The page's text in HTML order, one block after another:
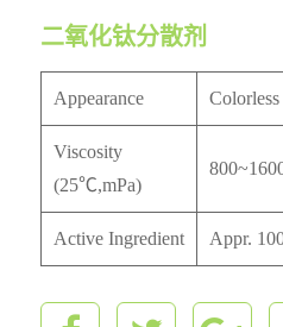
二氧化钛分散剂
Appearance
Viscosity
(25℃,mPa)
Active Ingredient Appr.